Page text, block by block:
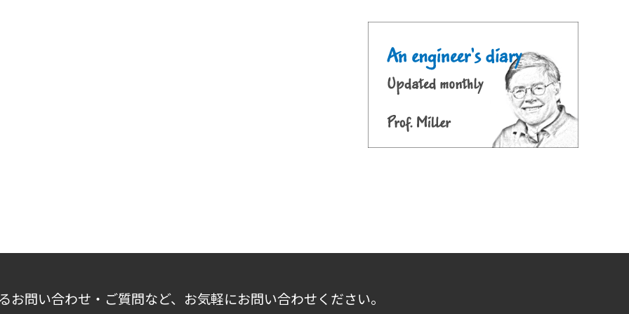
お問い合わせ・ご質問など、お気軽にお問い合わせください。